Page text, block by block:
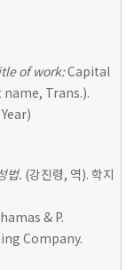
of work:Capital
Trans.).
법. (강진령, 역). 학지
& P.
Company.